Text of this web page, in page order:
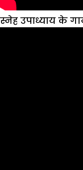
स्नेह उपाध्याय के